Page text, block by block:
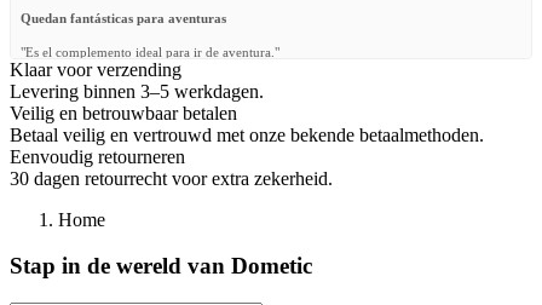
Quedan fantásticas para aventuras
"Es el complemento ideal para ir de aventura."
Toni C. ( 5/5
Q&A
Klaar voor verzending
Levering binnen 3–5 werkdagen.
Veilig en betrouwbaar betalen
Betaal veilig en vertrouwd met onze bekende betaalmethoden.
Eenvoudig retourneren
30 dagen retourrecht voor extra zekerheid.
Home
Stap in de wereld van Dometic